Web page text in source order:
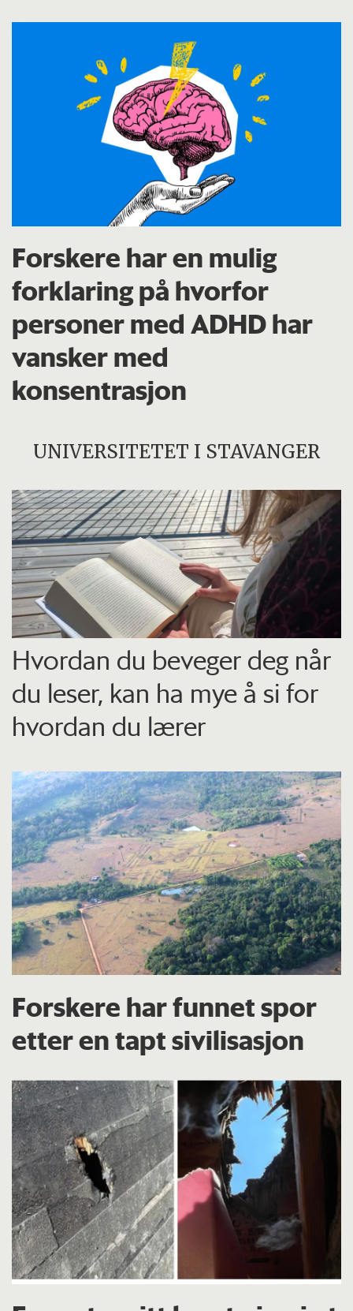
Forskere har en mulig
forklaring på hvorfor
personer med ADHD har
vansker med
konsentrasjon
UNIVERSITETET I STAVANGER
Hvordan du beveger deg når
du leser, kan ha mye å si for
hvordan du lærer
Forskere har funnet spor
etter en tapt sivilisasjon